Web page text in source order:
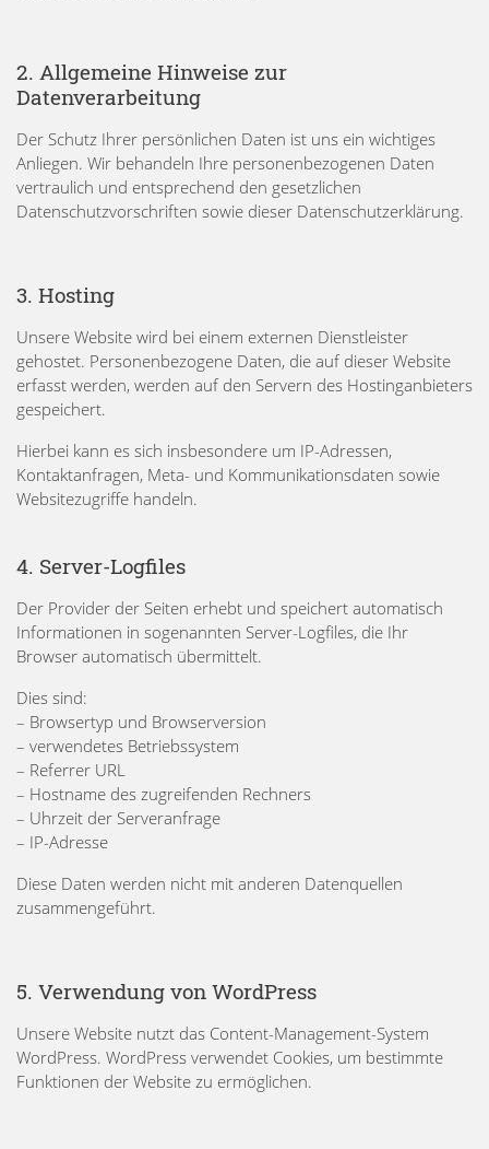
2. Allgemeine Hinweise zur
Datenverarbeitung
Der Schutz Ihrer persönlichen Daten ist uns ein wichtiges
Anliegen. Wir behandeln Ihre personenbezogenen Daten
vertraulich und entsprechend den gesetzlichen
Datenschutzvorschriften sowie dieser Datenschutzerklärung.
3. Hosting
Unsere Website wird bei einem externen Dienstleister
gehostet. Personenbezogene Daten, die auf dieser Website
erfasst werden, werden auf den Servern des Hostinganbieters
gespeichert.
Hierbei kann es sich insbesondere um IP-Adressen,
Kontaktanfragen, Meta- und Kommunikationsdaten sowie
Websitezugriffe handeln.
4. Server-Logfiles
Der Provider der Seiten erhebt und speichert automatisch
Informationen in sogenannten Server-Logfiles, die Ihr
Browser automatisch übermittelt.
Dies sind:
– Browsertyp und Browserversion
– verwendetes Betriebssystem
– Referrer URL
– Hostname des zugreifenden Rechners
– Uhrzeit der Serveranfrage
– IP-Adresse
Diese Daten werden nicht mit anderen Datenquellen
zusammengeführt.
5. Verwendung von WordPress
Unsere Website nutzt das Content-Management-System
WordPress. WordPress verwendet Cookies, um bestimmte
Funktionen der Website zu ermöglichen.